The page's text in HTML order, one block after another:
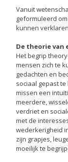
Vanuit
geformuleerd
kunnen
De theorie van
Het begrip
mensen zich te
gedachten en
sociaal gepast
missen een
meerdere,
verdriet en
met de
wederkerigheid
zijn grapjes,
moeilijk te